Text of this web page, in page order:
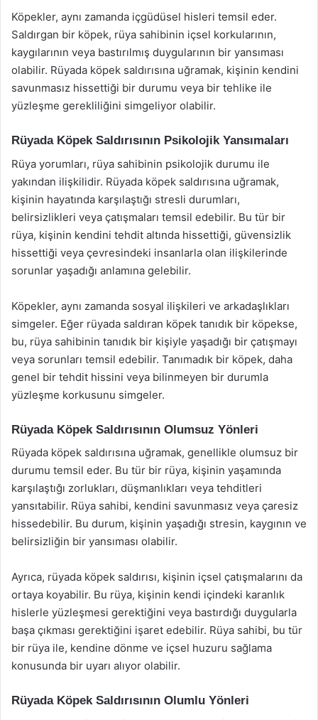
Köpekler, aynı zamanda içgüdüsel hisleri temsil eder.
Saldırgan bir köpek, rüya sahibinin içsel korkularının,
kaygılarının veya bastırılmış duygularının bir yansıması
olabilir. Rüyada köpek saldırısına uğramak, kişinin kendini
savunmasız hissettiği bir durumu veya bir tehlike ile
yüzleşme gerekliliğini simgeliyor olabilir.
Rüyada Köpek Saldırısının Psikolojik Yansımaları
Rüya yorumları, rüya sahibinin psikolojik durumu ile
yakından ilişkilidir. Rüyada köpek saldırısına uğramak,
kişinin hayatında karşılaştığı stresli durumları,
belirsizlikleri veya çatışmaları temsil edebilir. Bu tür bir
rüya, kişinin kendini tehdit altında hissettiği, güvensizlik
hissettiği veya çevresindeki insanlarla olan ilişkilerinde
sorunlar yaşadığı anlamına gelebilir.
Köpekler, aynı zamanda sosyal ilişkileri ve arkadaşlıkları
simgeler. Eğer rüyada saldıran köpek tanıdık bir köpekse,
bu, rüya sahibinin tanıdık bir kişiyle yaşadığı bir çatışmayı
veya sorunları temsil edebilir. Tanımadık bir köpek, daha
genel bir tehdit hissini veya bilinmeyen bir durumla
yüzleşme korkusunu simgeler.
Rüyada Köpek Saldırısının Olumsuz Yönleri
Rüyada köpek saldırısına uğramak, genellikle olumsuz bir
durumu temsil eder. Bu tür bir rüya, kişinin yaşamında
karşılaştığı zorlukları, düşmanlıkları veya tehditleri
yansıtabilir. Rüya sahibi, kendini savunmasız veya çaresiz
hissedebilir. Bu durum, kişinin yaşadığı stresin, kaygının ve
belirsizliğin bir yansıması olabilir.
Ayrıca, rüyada köpek saldırısı, kişinin içsel çatışmalarını da
ortaya koyabilir. Bu rüya, kişinin kendi içindeki karanlık
hislerle yüzleşmesi gerektiğini veya bastırdığı duygularla
başa çıkması gerektiğini işaret edebilir. Rüya sahibi, bu tür
bir rüya ile, kendine dönme ve içsel huzuru sağlama
konusunda bir uyarı alıyor olabilir.
Rüyada Köpek Saldırısının Olumlu Yönleri